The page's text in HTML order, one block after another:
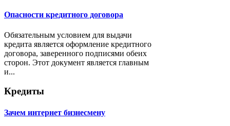
Опасности кредитного договора
Обязательным условием для выдачи
кредита является оформление кредитного
договора, заверенного подписями обеих
сторон. Этот документ является главным
и...
Кредиты
Зачем интернет бизнесмену